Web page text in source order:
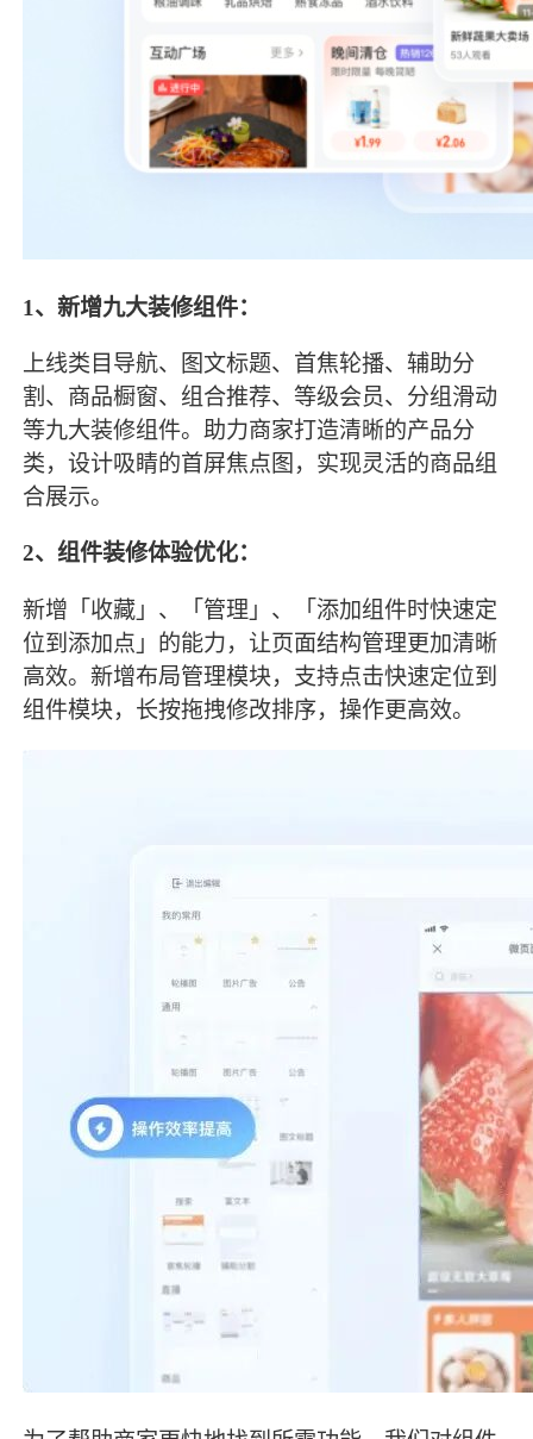
1、新增九大装修组件：
上线类目导航、图文标题、首焦轮播、辅助分
割、商品橱窗、组合推荐、等级会员、分组滑动
等九大装修组件。助力商家打造清晰的产品分
类，设计吸睛的首屏焦点图，实现灵活的商品组
合展示。
2、组件装修体验优化：
新增「收藏」、「管理」、「添加组件时快速定
位到添加点」的能力，让页面结构管理更加清晰
高效。新增布局管理模块，支持点击快速定位到
组件模块，长按拖拽修改排序，操作更高效。